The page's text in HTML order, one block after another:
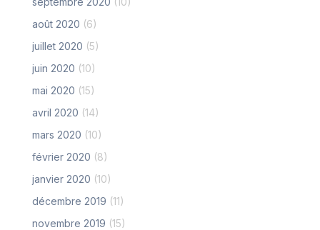
août 2020 (6)
juillet 2020 (5)
juin 2020 (10)
mai 2020 (15)
avril 2020 (14)
mars 2020 (10)
février 2020 (8)
janvier 2020 (10)
décembre 2019 (11)
novembre 2019 (15)